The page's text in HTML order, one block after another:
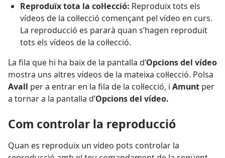
Reproduïx tota la col·lecció: Reproduïx tots els
vídeos de la col·lecció començant pel vídeo en curs.
La reproducció es pararà quan s’hagen reproduït
tots els vídeos de la col·lecció.
La fila que hi ha baix de la pantalla d’Opcions del vídeo
mostra uns altres vídeos de la mateixa col·lecció. Polsa
Avall per a entrar en la fila de la col·lecció, i Amunt per
a tornar a la pantalla d’Opcions del vídeo.
Com controlar la reproducció
Quan es reproduïx un vídeo pots controlar la